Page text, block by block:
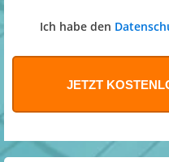
Ich habe den